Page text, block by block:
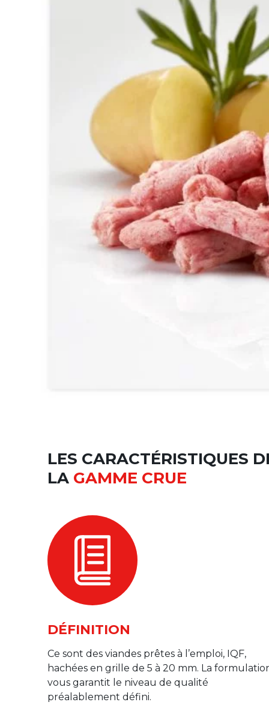
LES CARACTÉRISTIQUES
LA GAMME CRUE
DÉFINITION
Ce sont des viandes prêtes à l’emploi, IQF,
hachées en grille de 5 à 20 mm. La
vous garantit le niveau de qualité
préalablement défini.